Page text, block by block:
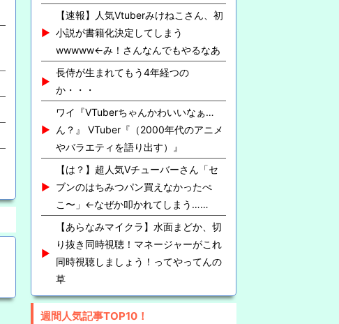
【速報】人気Vtuberみけねこさん、初
小説が書籍化決定してしまう
wwwww←み！さんなんでもやるなあ
長侍が生まれてもう4年経つの
か・・・
ワイ『VTuberちゃんかわいいなぁ…
ん？』 VTuber『（2000年代のアニメ
やバラエティを語り出す）』
【は？】超人気Vチューバーさん「セ
ブンのはちみつパン買えなかったぺ
こ〜」←なぜか叩かれてしまう……
【あらなみマイクラ】水面まどか、切
り抜き同時視聴！マネージャーがこれ
同時視聴しましょう！ってやってんの
草
週間人気記事TOP10！